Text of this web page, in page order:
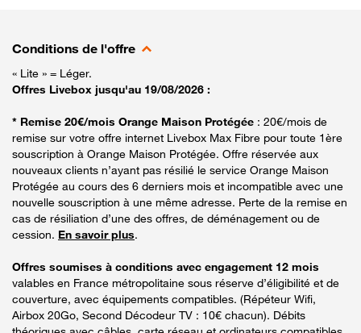
Conditions de l'offre
« Lite » = Léger.
Offres Livebox jusqu'au 19/08/2026 :
* Remise 20€/mois Orange Maison Protégée : 20€/mois de
remise sur votre offre internet Livebox Max Fibre pour toute 1ère
souscription à Orange Maison Protégée. Offre réservée aux
nouveaux clients n’ayant pas résilié le service Orange Maison
Protégée au cours des 6 derniers mois et incompatible avec une
nouvelle souscription à une même adresse. Perte de la remise en
cas de résiliation d’une des offres, de déménagement ou de
cession. En savoir plus.
Offres soumises à conditions avec engagement 12 mois
valables en France métropolitaine sous réserve d’éligibilité et de
couverture, avec équipements compatibles. (Répéteur Wifi,
Airbox 20Go, Second Décodeur TV : 10€ chacun). Débits